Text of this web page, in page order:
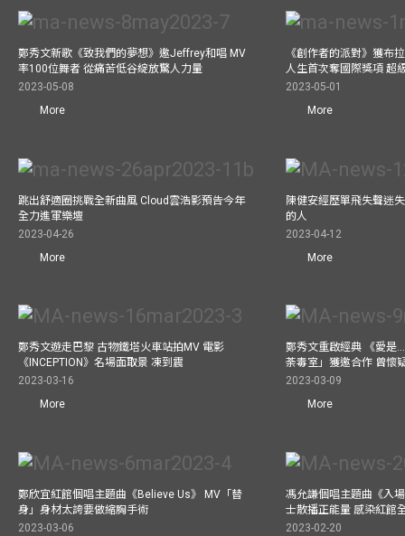
鄭秀文新歌《致我們的夢想》邀Jeffrey和唱 MV
率100位舞者 從痛苦低谷綻放驚人力量
2023-05-08
More
《創作者的派對》獲布
人生首次奪國際獎項 超
2023-05-01
More
跳出舒適圈挑戰全新曲風 Cloud雲浩影預告今年
全力進軍樂壇
2023-04-26
More
陳健安經歷單飛失聲迷
的人
2023-04-12
More
鄭秀文遊走巴黎 古物鐵塔火車站拍MV 電影
《INCEPTION》名場面取景 凍到震
2023-03-16
More
鄭秀文重啟經典 《愛是
荼毒室」獲邀合作 曾懷
2023-03-09
More
鄭欣宜紅館個唱主題曲《Believe Us》 MV「替
身」身材太誇要做縮胸手術
2023-03-06
馮允謙個唱主題曲《入
士散播正能量 感染紅館
2023-02-20